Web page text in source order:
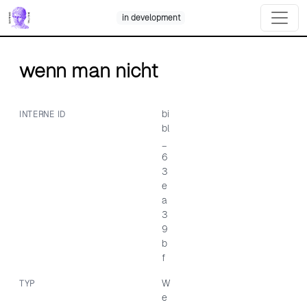
Skip
to
content
in development
wenn man nicht
INTERNE ID
bi
bl
6
3
e
a
3
9
b
f
TYP
W
e